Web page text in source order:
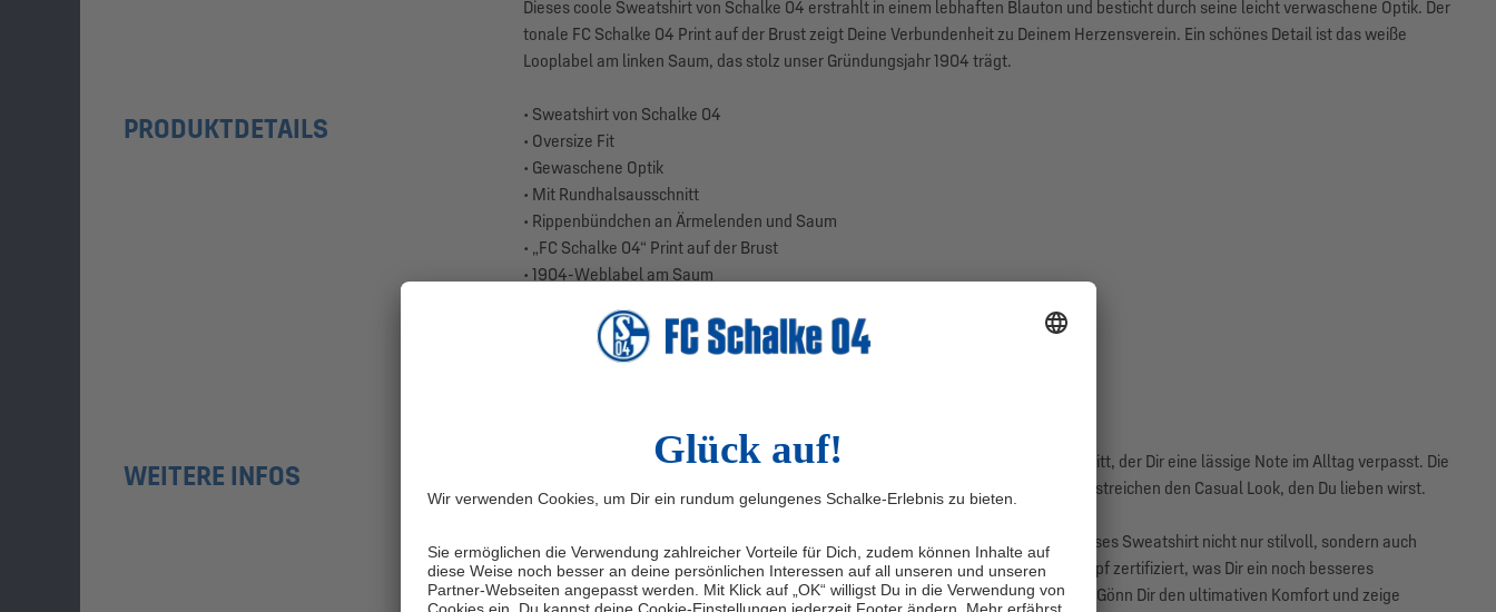
Dieses coole Sweatshirt von Schalke 04 erstrahlt in einem lebhaften Blauton und besticht durch seine leicht verwaschene Optik. Der
tonale FC Schalke 04 Print auf der Brust zeigt Deine Verbundenheit zu Deinem Herzensverein. Ein schönes Detail ist das weiße
Looplabel am linken Saum, das stolz unser Gründungsjahr 1904 trägt.
PRODUKTDETAILS
• Sweatshirt von Schalke 04
• Oversize Fit
• Gewaschene Optik
• Mit Rundhalsausschnitt
• Rippenbündchen an Ärmelenden und Saum
• „FC Schalke 04“ Print auf der Brust
• 1904-Weblabel am Saum
• OEKO-TEX Made in Green und Grüner Knopf zertifiziert
• Farbe: Blau
WEITERE INFOS
Der Sweater ist oversized geschnitten und hat einen bequemen Rundhalsausschnitt, der Dir eine lässige Note im Alltag verpasst. Die
Bündchen an Kragen, Ärmeln und Saum sorgen für einen perfekten Sitz und unterstreichen den Casual Look, den Du lieben wirst.
Gefertigt aus hochwertiger Sweat-Ware und von innen kuschelig angeraut, ist dieses Sweatshirt nicht nur stilvoll, sondern auch
unglaublich angenehm zu tragen. Es ist OEKO-TEX Made in Green und Grüner Knopf zertifiziert, was Dir ein noch besseres
Tragegefühl verschafft – Dein Lieblingssweater ist somit auch gut für die Umwelt. Gönn Dir den ultimativen Komfort und zeige